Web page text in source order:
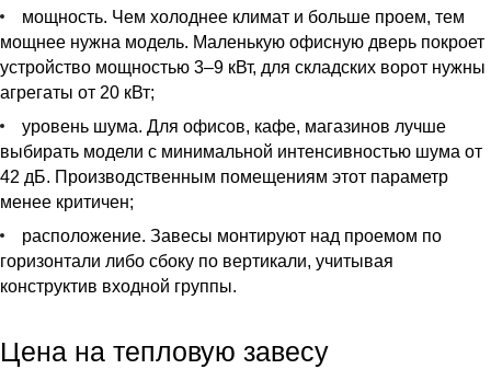
мощность. Чем холоднее климат и больше проем, тем
мощнее нужна модель. Маленькую офисную дверь покроет
устройство мощностью 3–9 кВт, для складских ворот нужны
агрегаты от 20 кВт;
уровень шума. Для офисов, кафе, магазинов лучше
выбирать модели с минимальной интенсивностью шума от
42 дБ. Производственным помещениям этот параметр
менее критичен;
расположение. Завесы монтируют над проемом по
горизонтали либо сбоку по вертикали, учитывая
конструктив входной группы.
Цена на тепловую завесу